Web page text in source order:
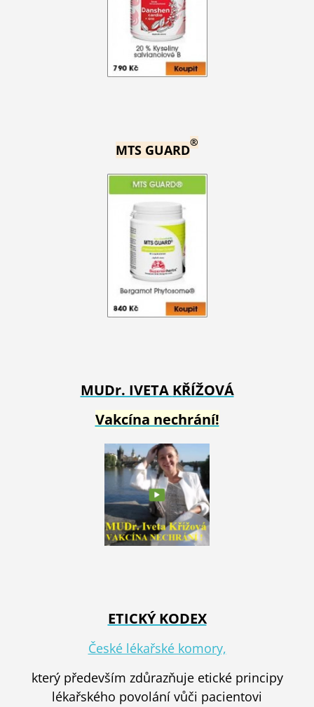
MTS GUARD®
MUDr. IVETA KŘÍŽOVÁ
Vakcína nechrání!
ETICKÝ KODEX
České lékařské komory,
který především zdůrazňuje etické principy
lékařského povolání vůči pacientovi